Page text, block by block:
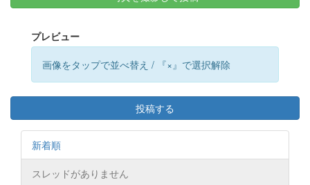
プレビュー
画像をタップで並べ替え / 『×』で選択解除
投稿する
新着順
スレッドがありません